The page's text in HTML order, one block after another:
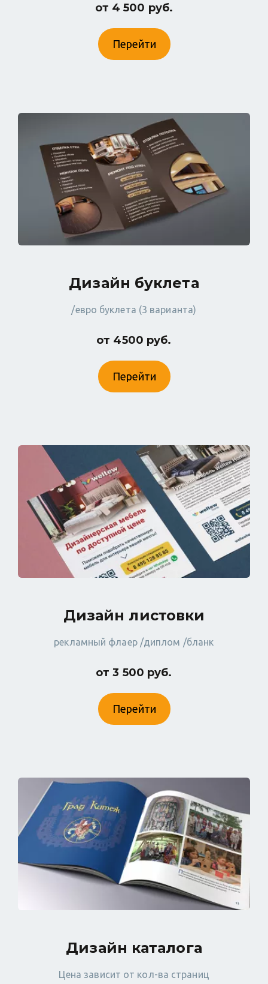
от 4 500 руб.
Перейти
Дизайн буклета
/евро буклета (3 варианта)
от 4500 руб.
Перейти
Дизайн листовки
рекламный флаер /диплом /бланк
от 3 500 руб.
Перейти
Дизайн каталога
Цена зависит от кол-ва страниц